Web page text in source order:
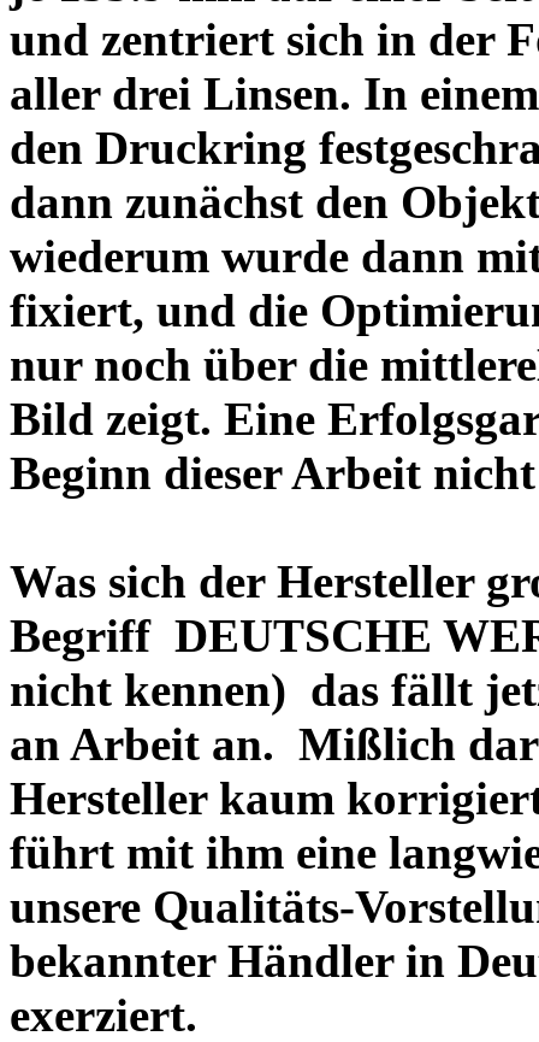
und zentriert sich in der
aller drei Linsen. In
den Druckring
dann zunächst den
wiederum wurde dann
fixiert, und die
nur noch über die
Bild zeigt. Eine
Beginn dieser Arbeit
Was sich der Hersteller
Begriff DEUTSCHE
nicht kennen) das fällt
an Arbeit an. Mißlich
Hersteller kaum
führt mit ihm eine
unsere Qualitäts-
bekannter Händler in
exerziert.